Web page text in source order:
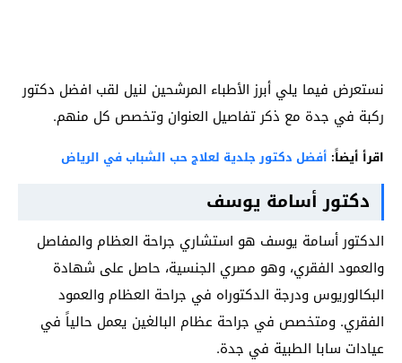
نستعرض فيما يلي أبرز الأطباء المرشحين لنيل لقب افضل دكتور
ركبة في جدة مع ذكر تفاصيل العنوان وتخصص كل منهم.
اقرأ أيضاً: أفضل دكتور جلدية لعلاج حب الشباب في الرياض
دكتور أسامة يوسف
الدكتور أسامة يوسف هو استشاري جراحة العظام والمفاصل
والعمود الفقري، وهو مصري الجنسية، حاصل على شهادة
البكالوريوس ودرجة الدكتوراه في جراحة العظام والعمود
الفقري. ومتخصص في جراحة عظام البالغين يعمل حالياً في
عيادات سابا الطبية في جدة.